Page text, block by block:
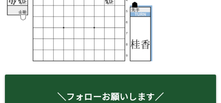
＼フォローお願いします／